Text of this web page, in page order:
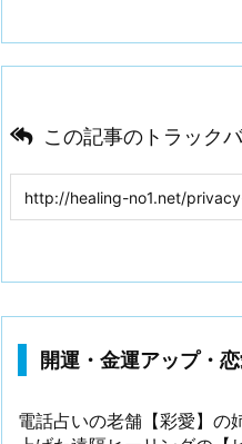
この記事のトラック
開運・金運アップ・
電話占いの老舗【彩愛】の